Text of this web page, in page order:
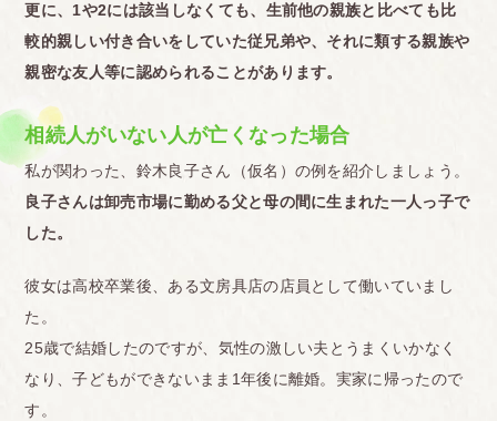
更に、1や2には該当しなくても、生前他の親族と比べても比
較的親しい付き合いをしていた従兄弟や、それに類する親族や
親密な友人等に認められることがあります。
相続人がいない人が亡くなった場合
私が関わった、鈴木良子さん（仮名）の例を紹介しましょう。
良子さんは卸売市場に勤める父と母の間に生まれた一人っ子で
した。
彼女は高校卒業後、ある文房具店の店員として働いていまし
た。
25歳で結婚したのですが、気性の激しい夫とうまくいかなく
なり、子どもができないまま1年後に離婚。実家に帰ったので
す。